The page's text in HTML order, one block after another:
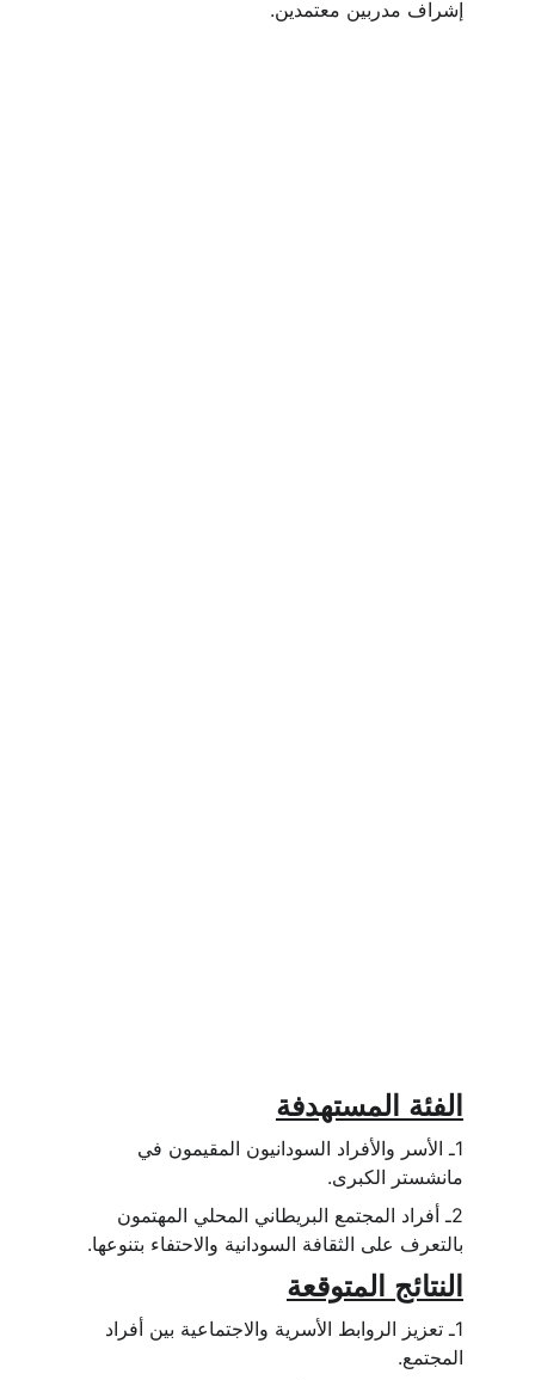
إشراف مدربين معتمدين.
الفئة المستهدفة
1ـ الأسر والأفراد السودانيون المقيمون في
مانشستر الكبرى.
2ـ أفراد المجتمع البريطاني المحلي المهتمون
بالتعرف على الثقافة السودانية والاحتفاء بتنوعها.
النتائج المتوقعة
1ـ تعزيز الروابط الأسرية والاجتماعية بين أفراد
المجتمع.